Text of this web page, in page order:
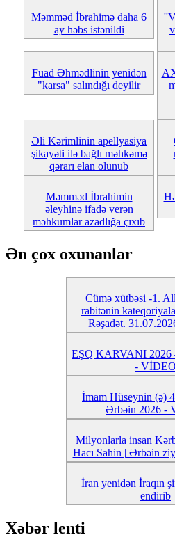
Məmməd İbrahimə daha 6
ay həbs istənildi
Fuad Əhmədlinin yenidən
"karsa" salındığı deyilir
Əli Kərimlinin apellyasiya
şikayəti ilə bağlı məhkəmə
qərarı elan olunub
Məmməd İbrahimin
əleyhinə ifadə verən
məhkumlar azadlığa çıxıb
Ən çox oxunanlar
Cümə xütbəsi -1.
rabitənin
Rəşadət.
EŞQ KARVANI 2026
- VİDEO
İmam Hüseynin (ə)
Ərbəin 2026 -
Milyonlarla insan
Hacı Sahin | Ərbəin
İran yenidən İraqın
endirib
Xəbər lenti